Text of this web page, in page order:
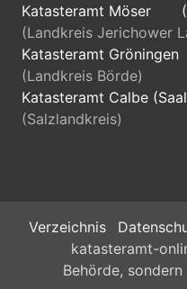
Katasteramt Möser
(Landkreis Jerichower
Katasteramt Gröningen
(Landkreis Börde)
Katasteramt Calbe
(Salzlandkreis)
Verzeichnis
katasteramt-
Behörde,